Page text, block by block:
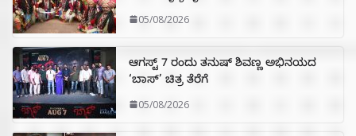
05/08/2026
ಆಗಸ್ಟ್ 7 ರಂದು ತನುಷ್ ಶಿವಣ್ಣ ಅಭಿನಯದ
‘ಬಾಸ್’ ಚಿತ್ರ ತೆರೆಗೆ
05/08/2026